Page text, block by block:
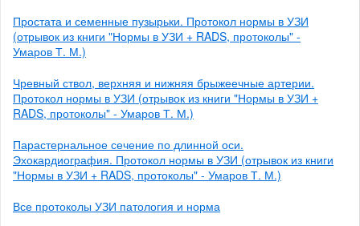
Простата и семенные пузырьки. Протокол нормы в УЗИ
(отрывок из книги "Нормы в УЗИ + RADS, протоколы" -
Умаров Т. М.)
Чревный ствол, верхняя и нижняя брыжеечные артерии.
Протокол нормы в УЗИ (отрывок из книги "Нормы в УЗИ +
RADS, протоколы" - Умаров Т. М.)
Парастернальное сечение по длинной оси.
Эхокардиография. Протокол нормы в УЗИ (отрывок из книги
"Нормы в УЗИ + RADS, протоколы" - Умаров Т. М.)
Все протоколы УЗИ патология и норма